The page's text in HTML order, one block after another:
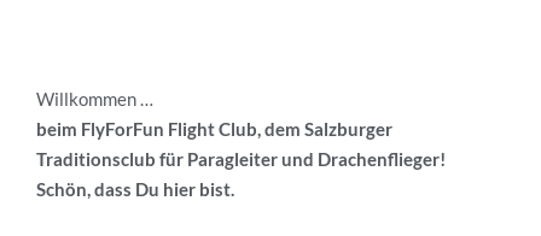
Willkommen …
beim FlyForFun Flight Club, dem Salzburger
Traditionsclub für Paragleiter und Drachenflieger!
Schön, dass Du hier bist.